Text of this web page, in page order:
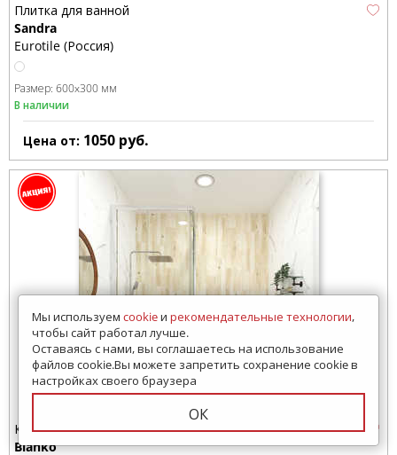
Плитка для ванной
Sandra
Eurotile (Россия)
Размер: 600x300 мм
В наличии
Цена от: 1050 руб.
Керамогранит
Bianko
Мы используем cookieи рекомендательные технологии,
чтобы сайт работал лучше.
Оставаясь с нами, вы соглашаетесь на использование
файлов cookie.Вы можете запретить сохранение cookie в
настройках своего браузера
ОК